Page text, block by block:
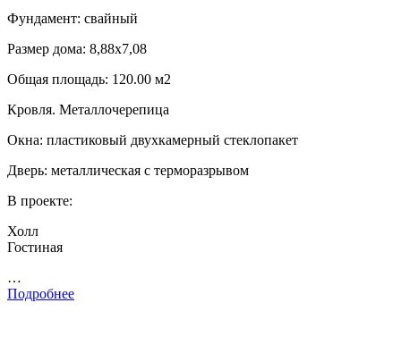
Фундамент: свайный
Размер дома: 8,88х7,08
Общая площадь: 120.00 м2
Кровля. Металлочерепица
Окна: пластиковый двухкамерный стеклопакет
Дверь: металлическая с терморазрывом
В проекте:
Холл
Гостиная
…
Подробнее